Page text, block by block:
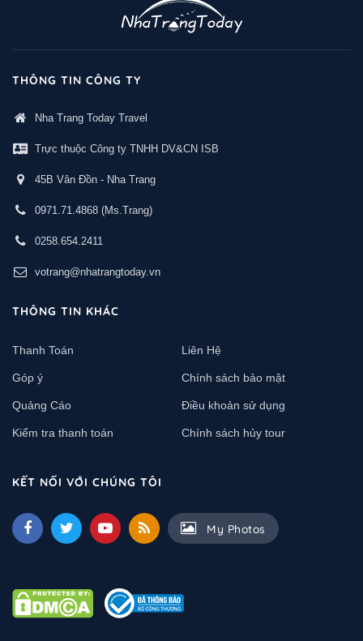
THÔNG TIN CÔNG TY
Nha Trang Today Travel
Trực thuộc Công ty TNHH DV&CN ISB
45B Vân Đồn - Nha Trang
0971.71.4868 (Ms.Trang)
0258.654.2411
votrang@nhatrangtoday.vn
THÔNG TIN KHÁC
Thanh Toán Liên Hệ
Góp ý Chính sách bảo mật
Quảng Cáo Điều khoản sử dụng
Kiểm tra thanh toán Chính sách hủy tour
KẾT NỐI VỚI CHÚNG TÔI
My Photos